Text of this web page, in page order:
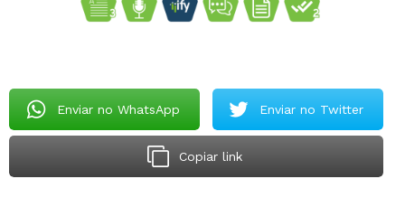
Enviar no WhatsApp Enviar no Twitter
Copiar link